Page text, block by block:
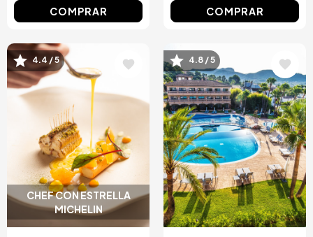
COMPRAR COMPRAR
CHEF CON ESTRELLA
MICHELIN
Image
4.4 / 5 Image
4.8 / 5